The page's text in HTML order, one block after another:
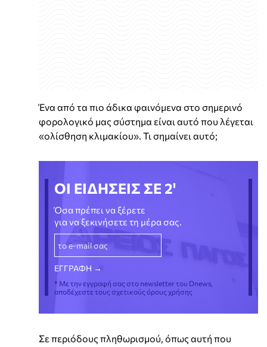
Ένα από τα πιο άδικα φαινόμενα στο σημερινό
φορολογικό μας σύστημα είναι αυτό που λέγεται
«ολίσθηση κλιμακίου». Τι σημαίνει αυτό;
ΟΙ ΕΙΔΗΣΕΙΣ ΣΕ 2'
Όσα πρέπει να ξέρετε
για να ξεκινήσετε τη μέρα σας.
* Με την εγγραφή σας στο newsletter του Dnews,
αποδέχεστε τους σχετικούς όρους χρήσης
Σε περιόδους πληθωρισμού, όπως αυτή που